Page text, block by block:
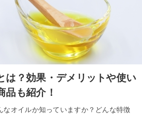
は？効果・デメリットや使い
品も紹介！
なオイルか知っていますか？どんな特徴